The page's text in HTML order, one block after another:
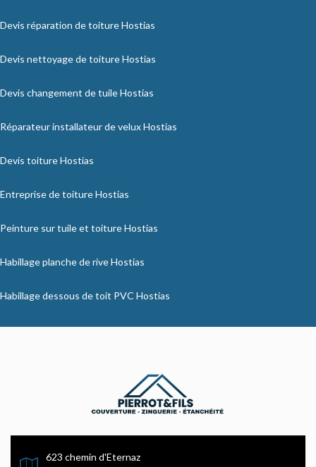
Devis réparation de toiture Hostias
Devis nettoyage de toiture Hostias
Devis changement de tuile Hostias
Réparateur installateur de velux Hostias
Devis toiture Hostias
Entreprise de toiture Hostias
Peinture sur tuile et toiture Hostias
Habillage planche de rive Hostias
Habillage dessous de toit PVC Hostias
623 chemin d'Eternaz